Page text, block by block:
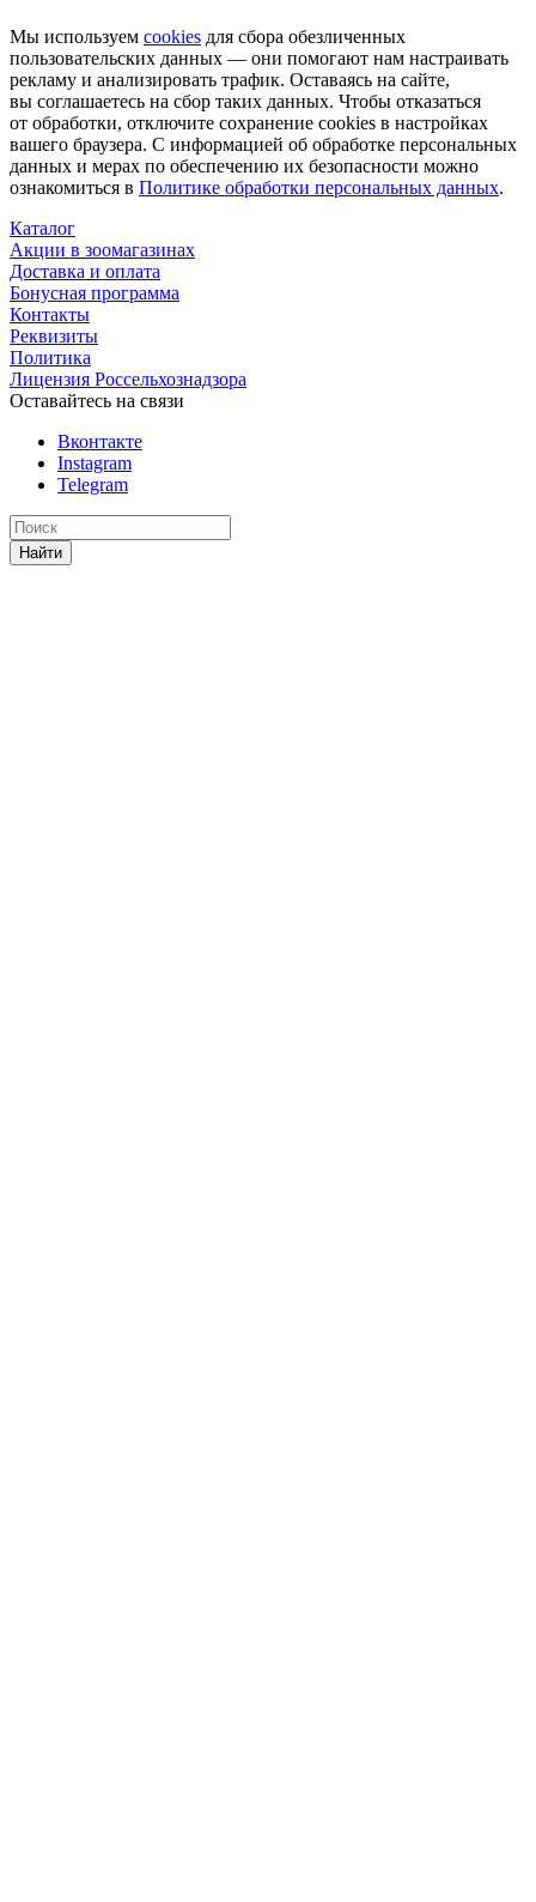
Мы используем cookies для сбора обезличенных
пользовательских данных — они помогают нам настраивать
рекламу и анализировать трафик. Оставаясь на сайте,
вы соглашаетесь на сбор таких данных. Чтобы отказаться
от обработки, отключите сохранение cookies в настройках
вашего браузера. С информацией об обработке персональных
данных и мерах по обеспечению их безопасности можно
ознакомиться в Политике обработки персональных данных.
Каталог
Акции в зоомагазинах
Доставка и оплата
Бонусная программа
Контакты
Реквизиты
Политика
Лицензия Россельхознадзора
Оставайтесь на связи
Вконтакте
Instagram
Telegram
Найти